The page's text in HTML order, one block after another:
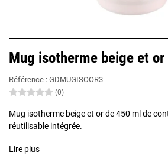
Mug isotherme beige et or
Référence : GDMUGISOOR3
(0)
Mug isotherme beige et or de 450 ml de
réutilisable intégrée.
Lire plus